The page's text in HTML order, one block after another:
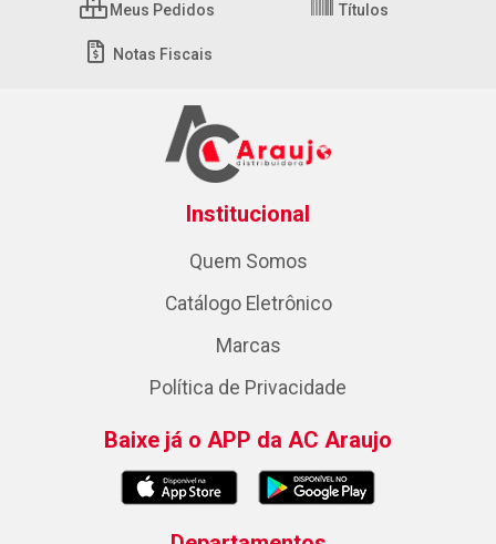
Meus Pedidos Títulos
Notas Fiscais
Institucional
Quem Somos
Catálogo Eletrônico
Marcas
Política de Privacidade
Baixe já o APP da AC Araujo